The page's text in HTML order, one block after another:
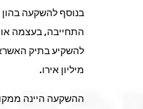
בנוסף להשקעה
התחייבה, בעצמה
מיליון אירו.
ההשקעה היינה